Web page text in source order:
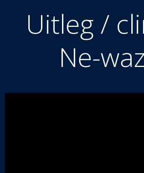
Uitleg /
Ne-